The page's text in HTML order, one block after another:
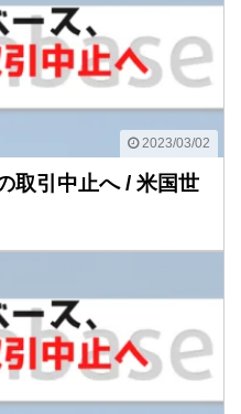
2023/03/02
取引中止へ / 米国世